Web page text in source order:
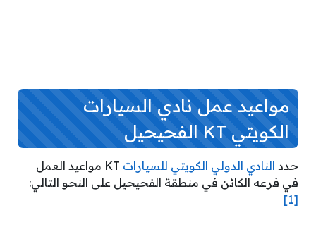
مواعيد عمل نادي السيارات
الكويتي KT الفحيحيل
حدد النادي الدولي الكويتي للسيارات
KT مواعيد العمل
في فرعه الكائن في منطقة الفحيحيل على النحو التالي:
[1]